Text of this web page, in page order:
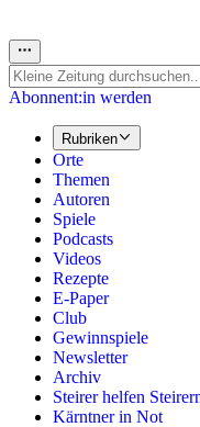
Abonnent:in werden
Rubriken
Orte
Themen
Autoren
Spiele
Podcasts
Videos
Rezepte
E-Paper
Club
Gewinnspiele
Newsletter
Archiv
Steirer helfen
Kärntner in Not